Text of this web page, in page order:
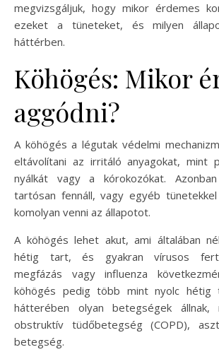
megvizsgáljuk, hogy mikor érdemes
ezeket a tüneteket, és milyen
háttérben.
Köhögés: Mikor
aggódni?
A köhögés a légutak védelmi
eltávolítani az irritáló anyagokat, mint
nyálkát vagy a kórokozókat.
tartósan fennáll, vagy egyéb
komolyan venni az állapotot.
A köhögés lehet akut, ami általában
hétig tart, és gyakran vírusos
megfázás vagy influenza
köhögés pedig több mint nyolc hétig
hátterében olyan betegségek állnak,
obstruktív tüdőbetegség (COPD),
betegség.